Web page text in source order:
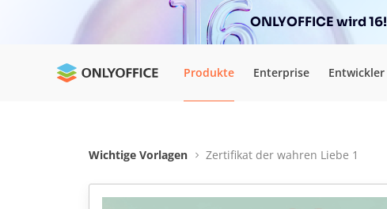
ONLYOFFICE wird 16!
Produkte Enterprise Entwickler
Wichtige Vorlagen Zertifikat der wahren Liebe 1